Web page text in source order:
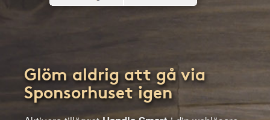
Glöm aldrig att gå via
Sponsorhuset igen